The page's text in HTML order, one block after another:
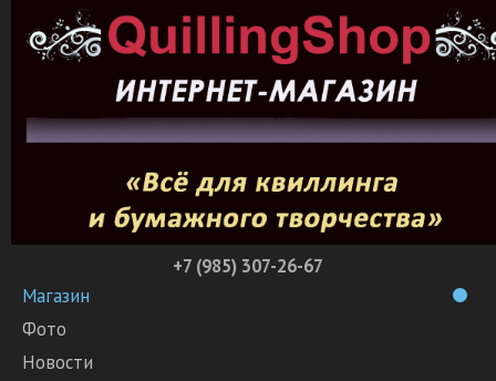
+7 (985) 307-26-67
Магазин
Фото
Новости